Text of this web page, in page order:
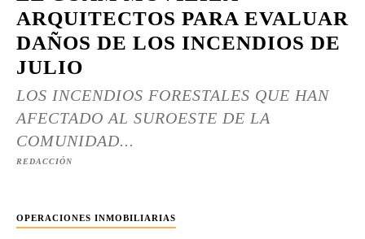
ARQUITECTOS PARA EVALUAR
DAÑOS DE LOS INCENDIOS DE
JULIO
LOS INCENDIOS FORESTALES QUE HAN
AFECTADO AL SUROESTE DE LA
COMUNIDAD...
REDACCIÓN
OPERACIONES INMOBILIARIAS